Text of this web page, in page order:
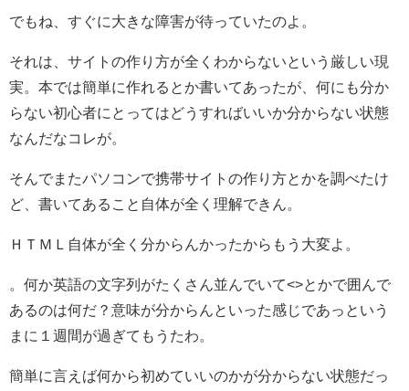
でもね、すぐに大きな障害が待っていたのよ。
それは、サイトの作り方が全くわからないという厳しい現
実。本では簡単に作れるとか書いてあったが、何にも分か
らない初心者にとってはどうすればいいか分からない状態
なんだなコレが。
そんでまたパソコンで携帯サイトの作り方とかを調べたけ
ど、書いてあること自体が全く理解できん。
ＨＴＭＬ自体が全く分からんかったからもう大変よ。
。何か英語の文字列がたくさん並んでいて<>とかで囲んで
あるのは何だ？意味が分からんといった感じであっという
まに１週間が過ぎてもうたわ。
簡単に言えば何から初めていいのかが分からない状態だっ